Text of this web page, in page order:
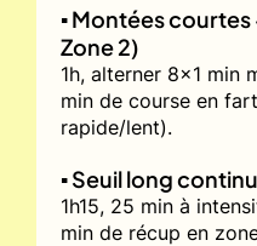
▪️ Montées
Zone 2)
1h, alterner 8x1 min
min de course en
rapide/lent).
▪️ Seuil long
1h15, 25 min à
min de récup en